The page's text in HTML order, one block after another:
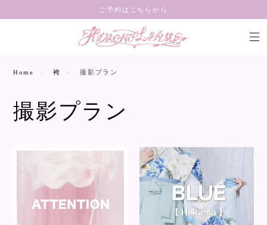
ご予約はこちらから
Home 袴 撮影プラン
撮影プラン